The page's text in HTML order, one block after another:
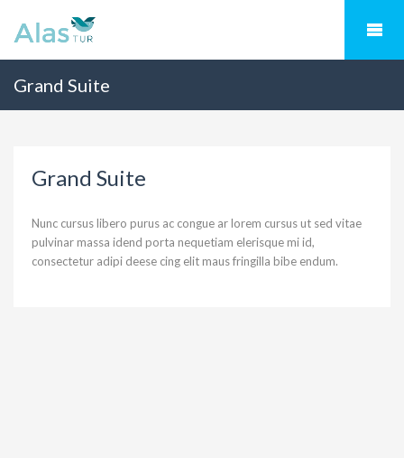
Grand Suite
Grand Suite
Nunc cursus libero purus ac congue ar lorem cursus ut sed vitae
pulvinar massa idend porta nequetiam elerisque mi id,
consectetur adipi deese cing elit maus fringilla bibe endum.